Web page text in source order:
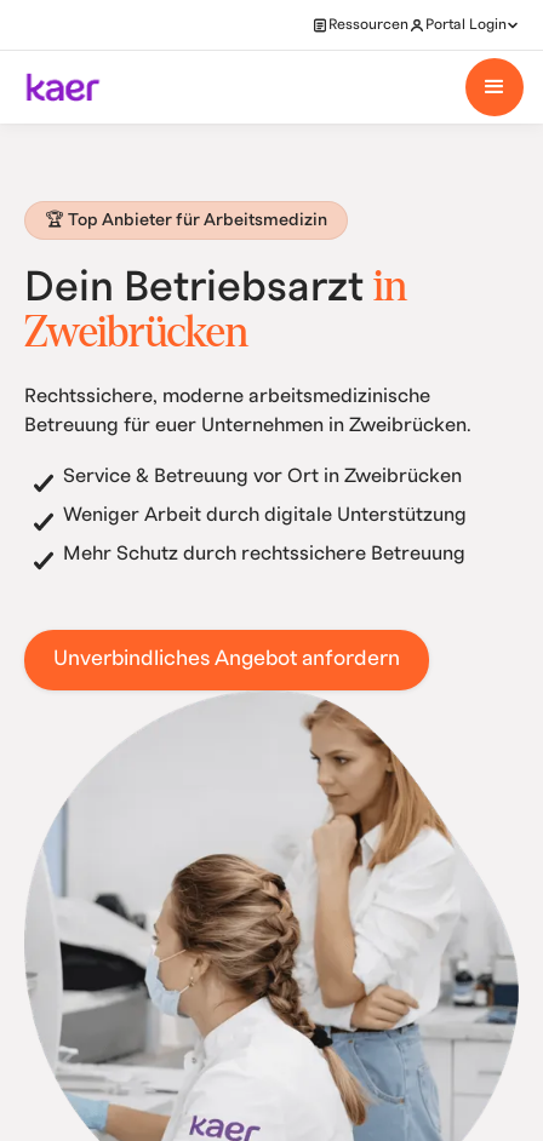
Ressourcen Portal Login
🏆 Top Anbieter für Arbeitsmedizin
Dein Betriebsarzt in
Zweibrücken
Rechtssichere, moderne arbeitsmedizinische
Betreuung für euer Unternehmen in Zweibrücken.
Service & Betreuung vor Ort in Zweibrücken
Weniger Arbeit durch digitale Unterstützung
Mehr Schutz durch rechtssichere Betreuung
Unverbindliches Angebot anfordern